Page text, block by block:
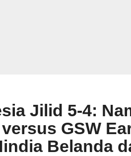
Jilid 5-4:
GSW
Belanda